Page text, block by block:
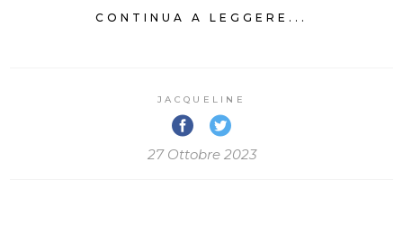
CONTINUA A LEGGERE...
JACQUELINE
27 Ottobre 2023